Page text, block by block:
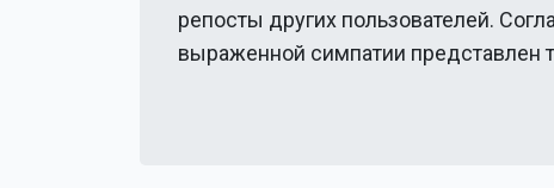
репосты других пользователей.
выраженной симпатии представлен